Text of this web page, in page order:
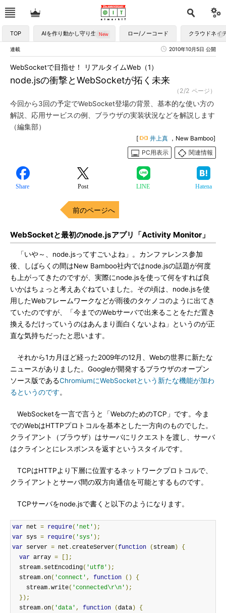
TOP AIを作り動かし守り生かす ロー/ノーコード クラウドネイ
連載 2010年10月5日 公開
node.jsの衝撃とWebSocketが拓く未来
WebSocketで目指せ！ リアルタイムWeb（1）
（2/2 ページ）
今回から3回の予定でWebSocket登場の背景、基本的な使い方の
解説、応用サービスの例、ブラウザの実装状況などを解説します
（編集部）
[ 井上真 ，New Bamboo]
PC用表示
関連情報
Share Post LINE Hatena
前のページへ
WebSocketと最初のnode.jsアプリ「Activity Monitor」
「いや～、node.jsってすごいよね」。カンファレンス参加
後、しばらくの間はNew Bamboo社内ではnode.jsの話題が何度
も上がってきたのですが、実際にnode.jsを使って何をすれば良
いかはちょっと考えあぐねていました。その頃は、node.jsを使
用したWebフレームワークなどが雨後のタケノコのように出てき
ていたのですが、「今までのWebサーバで出来ることをただ置き
換えるだけっていうのはあんまり面白くないよね」というのが正
直な気持ちだったと思います。
それから1カ月ほど経った2009年の12月、Webの世界に新たな
ニュースがありました。Googleが開発するブラウザのオープン
ソース版であるChromiumにWebSocketという新たな機能が加わ
るというのです。
WebSocketを一言で言うと「WebのためのTCP」です。今ま
でのWebはHTTPプロトコルを基本とした一方向のものでした。
クライアント（ブラウザ）はサーバにリクエストを渡し、サーバ
はクラインとにレスポンスを返すというスタイルです。
TCPはHTTPより下層に位置するネットワークプロトコルで、
クライアントとサーバ間の双方向通信を可能とするものです。
TCPサーバをnode.jsで書くと以下のようになります。
var net = require( 'net' );
var sys = require( 'sys' );
var server = net .createServer(function ( stream )
{
var array =
[];
  stream
. setEncoding( 'utf8' );
  stream
.on( 'connect' , function ()
{
    stream
.write( 'connected\r\n' );
});
  stream
.on( 'data' , function (data )
{